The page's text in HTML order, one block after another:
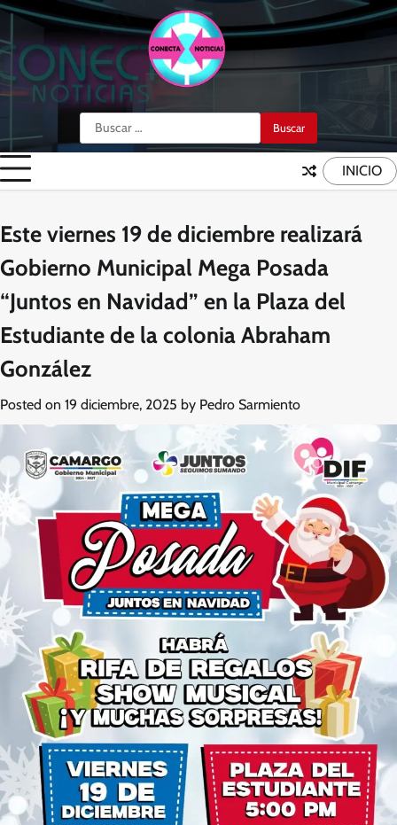
Skip
content
Buscar:
INICIO
Este viernes 19 de diciembre realizará
Gobierno Municipal Mega Posada
“Juntos en Navidad” en la Plaza del
Estudiante de la colonia Abraham
González
Posted on 19 diciembre, 2025 by Pedro Sarmiento